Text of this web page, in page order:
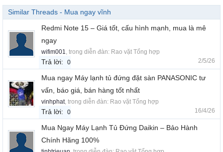
Similar Threads - Mua ngay vĩnh
Redmi Note 15 – Giá tốt, cấu hình mạnh, mua là mê
ngay
wifim001, trong diễn đàn: Rao vặt Tổng hợp
Trả lời: 0 2/5/26
Mua ngay Máy lạnh tủ đứng đặt sàn PANASONIC tư
vấn, báo giá, bán hàng tốt nhất
vinhphat, trong diễn đàn: Rao vặt Tổng hợp
Trả lời: 0 16/4/26
Mua Ngay Máy Lạnh Tủ Đứng Daikin – Bảo Hành
Chính Hãng 100%